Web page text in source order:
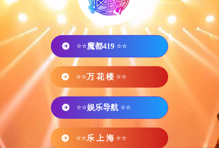
⭐⭐魔都419 ⭐⭐
⭐⭐万 花 楼 ⭐⭐
⭐⭐娱乐导航 ⭐⭐
⭐⭐乐 上 海 ⭐⭐